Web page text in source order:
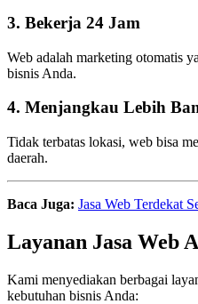
3. Bekerja 24 Jam
Web adalah marketing otomatis
bisnis Anda.
4. Menjangkau Lebih
Tidak terbatas lokasi, web bisa
daerah.
Baca Juga: Jasa Web Terdekat
Layanan Jasa Web
Kami menyediakan berbagai
kebutuhan bisnis Anda: